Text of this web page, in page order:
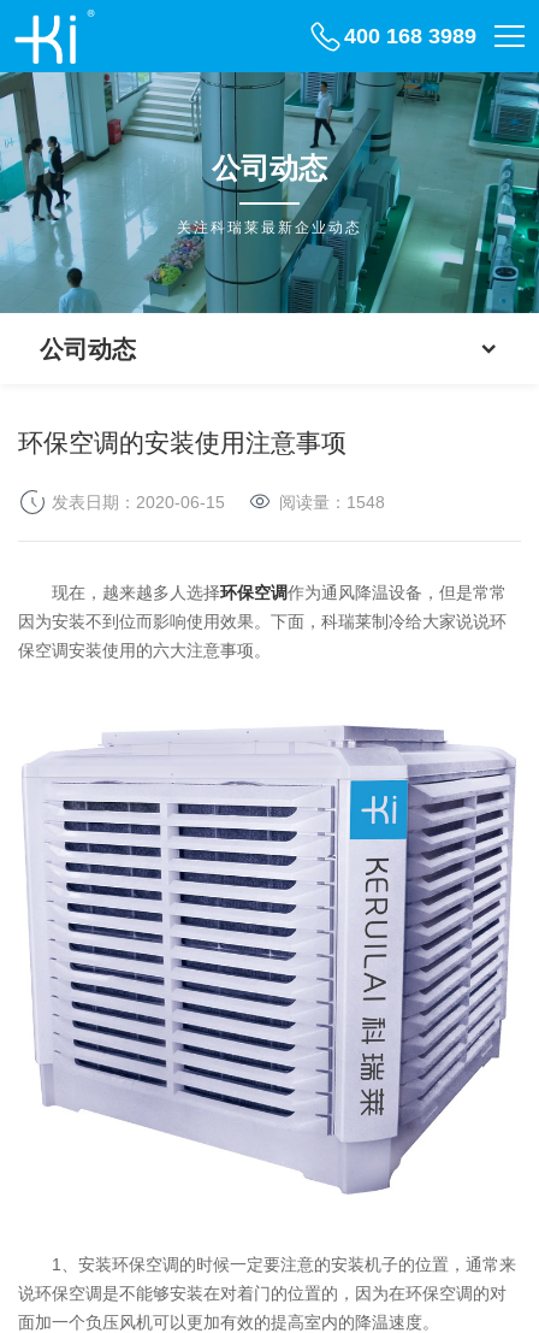
400 168 3989
公司动态
关注科瑞莱最新企业动态
公司动态
环保空调的安装使用注意事项
发表日期：2020-06-15 阅读量： 1548
现在，越来越多人选择环保空调作为通风降温设备，但是常常
因为安装不到位而影响使用效果。下面，科瑞莱制冷给大家说说环
保空调安装使用的六大注意事项。
1、安装环保空调的时候一定要注意的安装机子的位置，通常来
说环保空调是不能够安装在对着门的位置的，因为在环保空调的对
面加一个负压风机可以更加有效的提高室内的降温速度。